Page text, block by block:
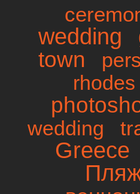
wedding
town
rhodes
wedding
Greece